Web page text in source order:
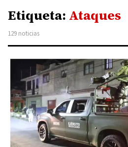
Etiqueta: Ataques
129 noticias